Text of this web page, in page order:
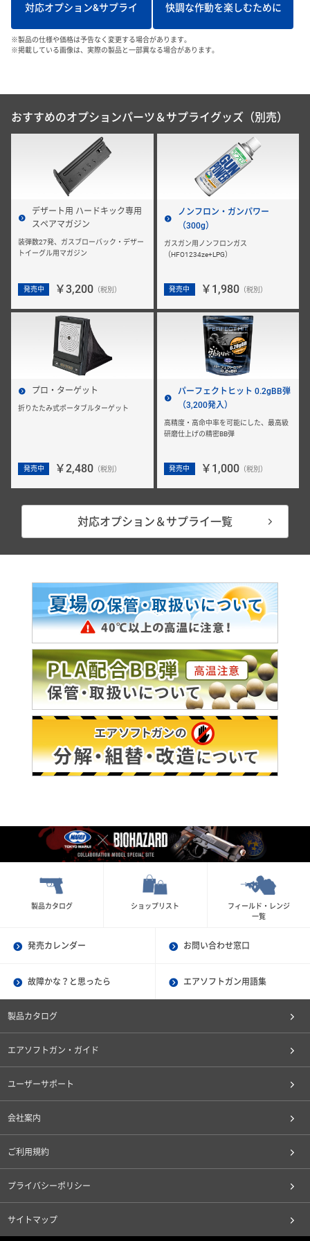
対応オプション&サプライ 快調な作動を楽しむために
※製品の仕様や価格は予告なく変更する場合があります。
※掲載している画像は、実際の製品と一部異なる場合があります。
おすすめのオプションパーツ＆サプライグッズ（別売）
デザート用 ハードキック専用
スペアマガジン
装弾数27発、ガスブローバック・デザー
トイーグル用マガジン
発売中 ￥3,200 （税別）
ノンフロン・ガンパワー
（300g）
ガスガン用ノンフロンガス
（HFO1234ze+LPG）
発売中 ￥1,980（税別）
プロ・ターゲット
折りたたみ式ポータブルターゲット
発売中 ￥2,480 （税別）
パーフェクトヒット 0.2gBB弾
（3,200発入）
高精度・高命中率を可能にした、最高級
研磨仕上げの精密BB弾
発売中 ￥1,000（税別）
対応オプション＆サプライ一覧
製品カタログ ショップリスト
フィールド・レンジ
一覧
発売カレンダー お問い合わせ窓口
故障かな？と思ったら エアソフトガン用語集
製品カタログ
エアソフトガン・ガイド
ユーザーサポート
会社案内
ご利用規約
プライバシーポリシー
サイトマップ